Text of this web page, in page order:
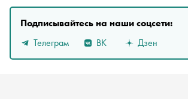
Подписывайтесь на наши соцсети:
Телеграм
ВК Дзен